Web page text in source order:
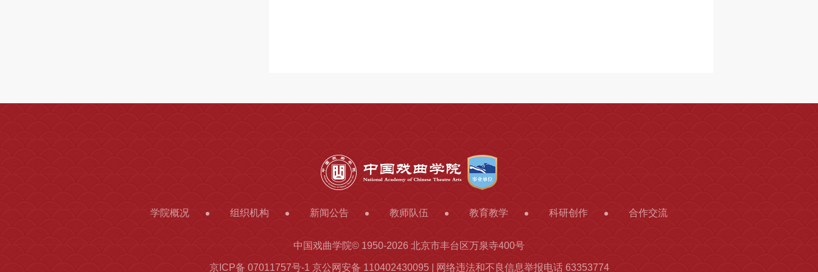
学院概况 组织机构 新闻公告 教师队伍 教育教学 科研创作 合作交流
中国戏曲学院© 1950-2026 北京市丰台区万泉寺400号
京ICP备 07011757号-1 京公网安备 110402430095 | 网络违法和不良信息举报电话 63353774